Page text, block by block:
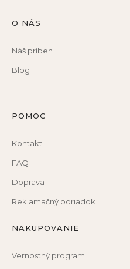
O NÁS
Náš príbeh
Blog
POMOC
Kontakt
FAQ
Doprava
Reklamačný poriadok
NAKUPOVANIE
Vernostný program